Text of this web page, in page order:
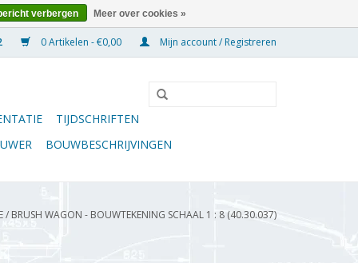
0 Artikelen - €0,00 Mijn account / Registreren
TIJDSCHRIFTEN
BOUWBESCHRIJVINGEN
/ BRUSH WAGON - BOUWTEKENING SCHAAL 1 : 8 (40.30.037)
verbergen Meer over cookies »